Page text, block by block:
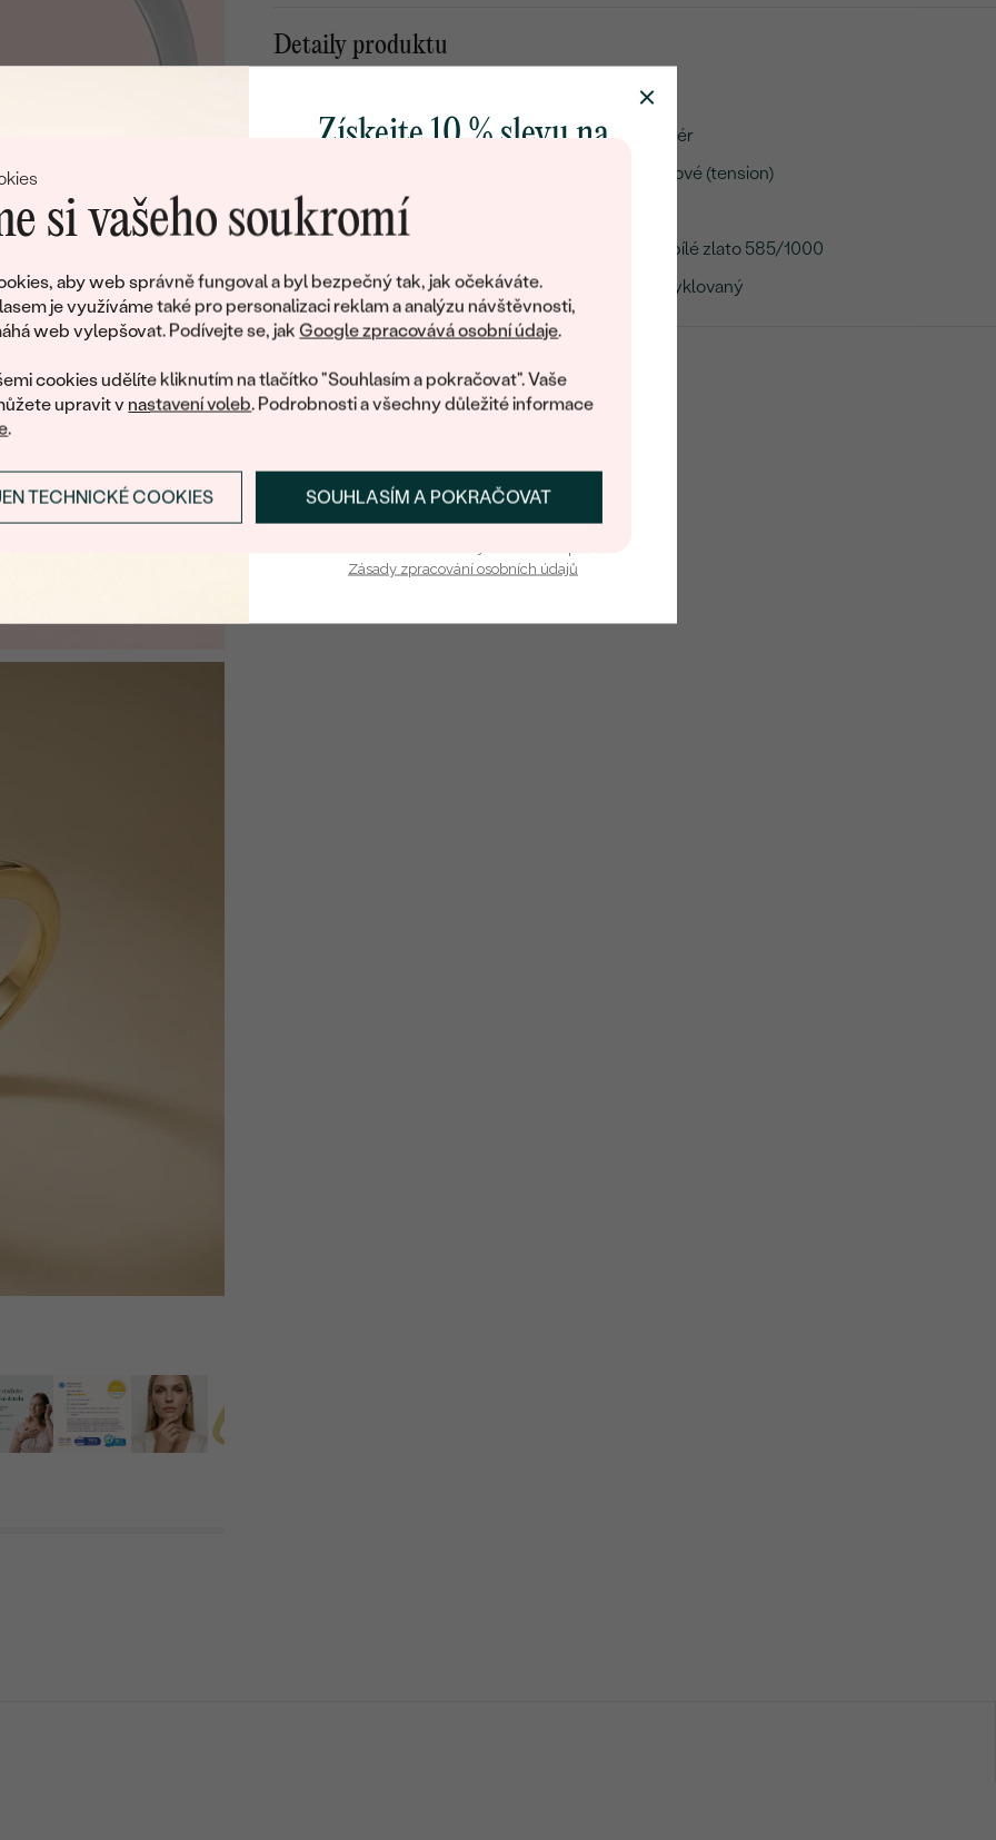
si vašeho soukromí
aby web správně fungoval a byl bezpečný tak, jak očekáváte.
je využíváme také pro personalizaci reklam a analýzu návštěvnosti,
web vylepšovat. Podívejte se, jakGoogle zpracovává osobní údaje.
cookies udělíte kliknutím na tlačítko "Souhlasím a pokračovat". Vaše
upravit v nastavení voleb. Podrobnosti a všechny důležité informace
.
SOUHLASÍM A POKRAČOVAT
TECHNICKÉ COOKIES
Detaily produktu
:
Solitér
Tlakové (tension)
PŘIBLIŽNÁ VÁHA:
14k bílé zlato 585/1000
PŮVOD KOVU: Recyklovaný
Získejte 10 % slevu na
poctivě vyráběných šperků Eppi.
Jako dárek na přivítání vám obratem
zašleme slevový kód na váš první
PŘIHLÁSIT SE A ZÍSKAT SLEVU
Zásady zpracování osobních údajů